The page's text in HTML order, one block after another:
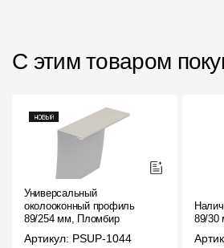
С этим товаром
Универсальный
околооконный профиль
89/254 мм, Пломбир
Артикул: PSUP-1044
89/30